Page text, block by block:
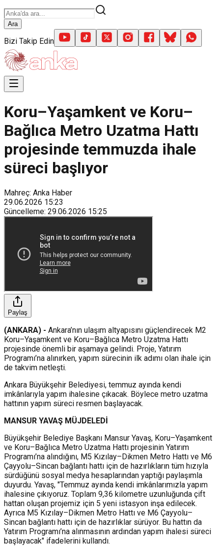
Ara
Bizi Takip Edin
Koru–Yaşamkent ve Koru–
Bağlıca Metro Uzatma Hattı
projesinde temmuzda ihale
süreci başlıyor
Mahreç: Anka Haber
29.06.2026 15:23
Güncelleme: 29.06.2026 15:25
Paylaş
(ANKARA) - Ankara’nın ulaşım altyapısını güçlendirecek M2
Koru–Yaşamkent ve Koru–Bağlıca Metro Uzatma Hattı
projesinde önemli bir aşamaya gelindi. Proje, Yatırım
Programı’na alınırken, yapım sürecinin ilk adımı olan ihale için
de takvim netleşti.
Ankara Büyükşehir Belediyesi, temmuz ayında kendi
imkânlarıyla yapım ihalesine çıkacak. Böylece metro uzatma
hattının yapım süreci resmen başlayacak.
MANSUR YAVAŞ MÜJDELEDİ
Büyükşehir Belediye Başkanı Mansur Yavaş, Koru–Yaşamkent
ve Koru–Bağlıca Metro Uzatma Hattı projesinin Yatırım
Programı’na alındığını, M5 Kızılay–Dikmen Metro Hattı ve M6
Çayyolu–Sincan bağlantı hattı için de hazırlıkların tüm hızıyla
sürdüğünü sosyal medya hesaplarından yaptığı paylaşımla
duyurdu. Yavaş, "Temmuz ayında kendi imkânlarımızla yapım
ihalesine çıkıyoruz. Toplam 9,36 kilometre uzunluğunda çift
hattan oluşan projemiz için 5 yeni istasyon inşa edilecek.
Ayrıca M5 Kızılay–Dikmen Metro Hattı ve M6 Çayyolu–
Sincan bağlantı hattı için de hazırlıklar sürüyor. Bu hattın da
Yatırım Programı’na alınmasının ardından yapım ihalesi süreci
başlayacak" ifadelerini kullandı.